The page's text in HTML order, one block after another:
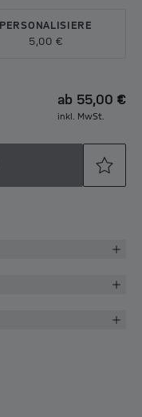
PERSONALISIERE
5,00 €
ab 55,00 €
inkl. MwSt.